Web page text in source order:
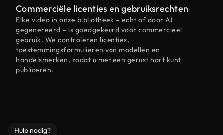
Commerciële licenties en gebruiksrechten
Elke video in onze bibliotheek – echt of door AI
gegenereerd – is goedgekeurd voor commercieel
gebruik. We controleren licenties,
toestemmingsformulieren van modellen en
handelsmerken, zodat u met een gerust hart kunt
publiceren.
Hulp nodig?